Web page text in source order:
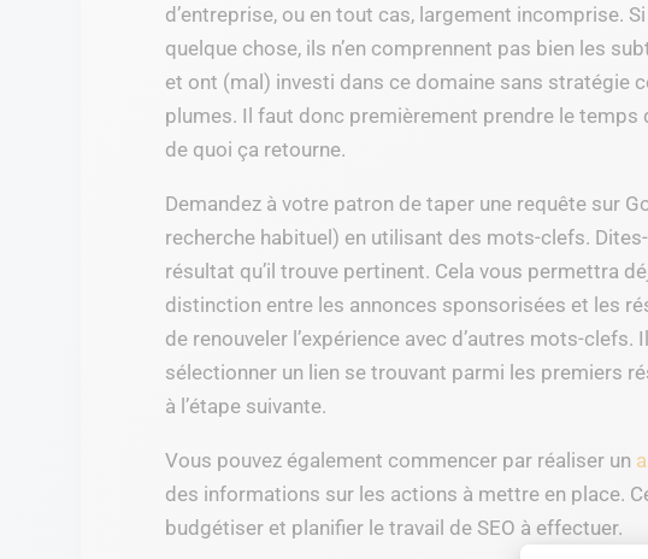
d’entreprise, ou en tout cas, largement incomprise.
quelque chose, ils n’en comprennent pas bien les
et ont (mal) investi dans ce domaine sans stratégie
plumes. Il faut donc premièrement prendre le temps
de quoi ça retourne.
Demandez à votre patron de taper une requête sur
recherche habituel) en utilisant des mots-clefs.
résultat qu’il trouve pertinent. Cela vous permettra
distinction entre les annonces sponsorisées et les
de renouveler l’expérience avec d’autres mots-clefs.
sélectionner un lien se trouvant parmi les premiers
à l’étape suivante.
Vous pouvez également commencer par réaliser un
des informations sur les actions à mettre en place.
budgétiser et planifier le travail de SEO à effectuer.